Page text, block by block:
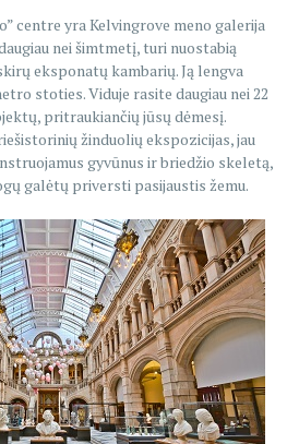
centre yra Kelvingrove meno galerija
nei šimtmetį, turi nuostabią
eksponatų kambarių. Ją lengva
stoties. Viduje rasite daugiau nei 22
pritraukiančių jūsų dėmesį.
žinduolių ekspozicijas, jau
gyvūnus ir briedžio skeletą,
galėtų priversti pasijaustis žemu.